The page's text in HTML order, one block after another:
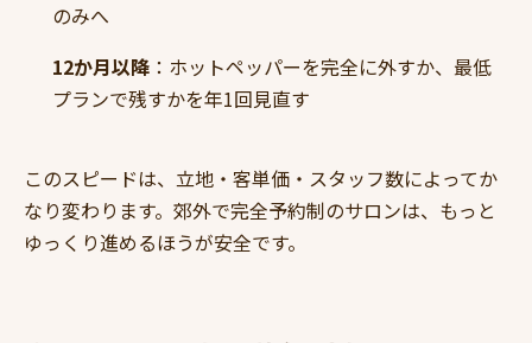
のみへ
12か月以降 ：ホットペッパーを完全に外すか、最低
プランで残すかを年1回見直す
このスピードは、立地・客単価・スタッフ数によってか
なり変わります。郊外で完全予約制のサロンは、もっと
ゆっくり進めるほうが安全です。